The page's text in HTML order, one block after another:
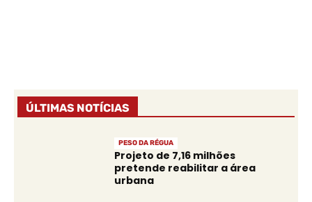
ÚLTIMAS NOTÍCIAS
PESO DA RÉGUA
Projeto de 7,16 milhões
pretende reabilitar a área
urbana